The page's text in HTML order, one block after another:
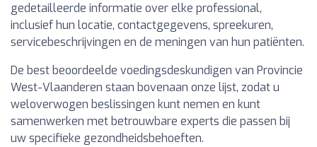
gedetailleerde informatie over elke professional,
inclusief hun locatie, contactgegevens, spreekuren,
servicebeschrijvingen en de meningen van hun patiënten.
De best beoordeelde voedingsdeskundigen van Provincie
West-Vlaanderen staan bovenaan onze lijst, zodat u
weloverwogen beslissingen kunt nemen en kunt
samenwerken met betrouwbare experts die passen bij
uw specifieke gezondheidsbehoeften.